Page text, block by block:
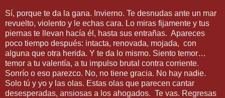
Sí, porque te da la gana. Invierno. Te desnudas ante un mar
revuelto, violento y le echas cara. Lo miras fijamente y tus
piernas te llevan hacía él, hasta sus entrañas. Apareces
poco tiempo después: intacta, renovada, mojada, con
alguna que otra herida. Y te da lo mismo. Siento temor…
temor a tu valentía, a tu impulso brutal contra corriente.
Sonrío o eso parezco. No, no tiene gracia. No hay nadie.
Solo tú y yo y las olas. Estas olas que parecen cantar
desesperadas, ansiosas a los ahogados. Te vas. Regresas